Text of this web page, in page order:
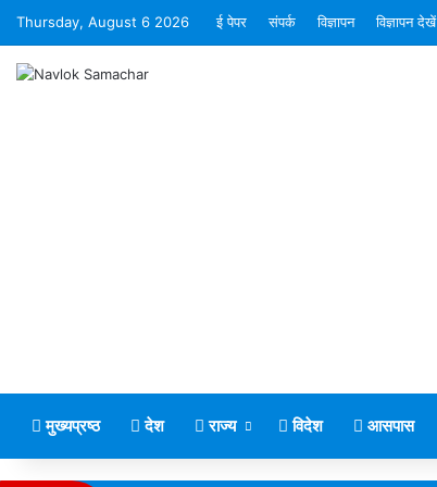
Thursday, August 6 2026 ई पेपर संपर्क विज्ञापन विज्ञापन देखें
मुख्यप्रष्ठ देश राज्य विदेश आसपास